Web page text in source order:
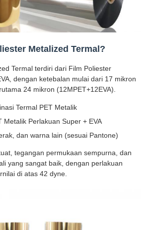
Metalized Termal?
Termal terdiri dari Film Poliester
dengan ketebalan mulai dari 17 mikron
24 mikron (12MPET+12EVA).
Termal PET Metalik
Metalik Perlakuan Super + EVA
dan warna lain (sesuai Pantone)
tegangan permukaan sempurna, dan
yang sangat baik, dengan perlakuan
di atas 42 dyne.